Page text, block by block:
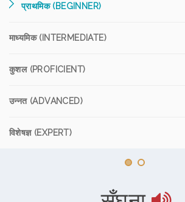
प्राथमिक (BEGINNER)
माध्यमिक (INTERMEDIATE)
कुशल (PROFICIENT)
उन्नत (ADVANCED)
विशेषज्ञ (EXPERT)